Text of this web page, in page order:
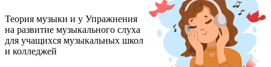
Теория музыки и у Упражнения
на развитие музыкального слуха
для учащихся музыкальных школ
и колледжей